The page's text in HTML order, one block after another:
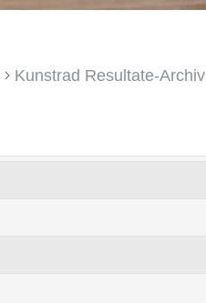
> Kunstrad Resultate-Archiv